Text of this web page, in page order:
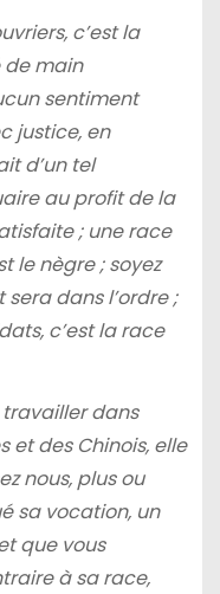
c’est la
de main
sentiment
justice, en
d’un tel
au profit de la
; une race
le nègre ; soyez
dans l’ordre ;
c’est la race
dans
et des Chinois, elle
nous, plus ou
sa vocation, un
que vous
à sa race,